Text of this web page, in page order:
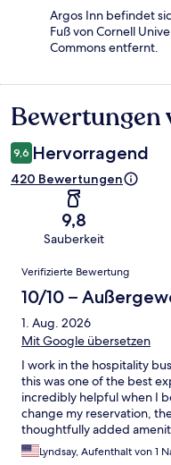
Argos Inn befindet
Fuß von Cornell
Commons entfernt.
Bewertungen
Bewertungen
9,6 Hervorragend
420 Bewertungen
9,8
Sauberkeit
Bewertungen
Verifizierte Bewertung
10/10 –
1. Aug. 2026
Mit Google übersetzen
I work in the hospitality
this was one of the best
incredibly helpful when I
change my reservation,
thoughtfully added
thought through with the
effect was one of comfort
Lyndsay, Aufenthalt von 1